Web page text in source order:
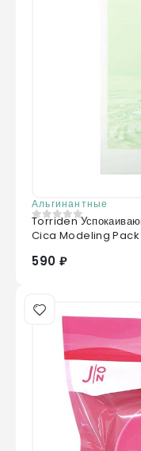
Альгинантные
0 из 5
Torriden
Cica Modeling Pack
590 ₽